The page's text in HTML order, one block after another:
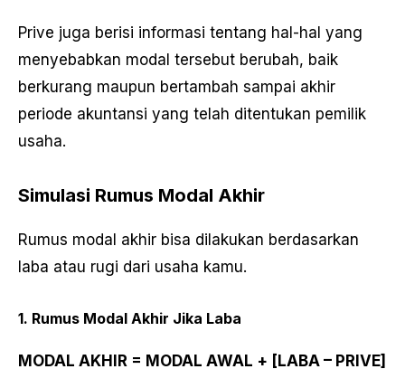
Prive juga berisi informasi tentang hal-hal yang
menyebabkan modal tersebut berubah, baik
berkurang maupun bertambah sampai akhir
periode akuntansi yang telah ditentukan pemilik
usaha.
Simulasi Rumus Modal Akhir
Rumus modal akhir bisa dilakukan berdasarkan
laba atau rugi dari usaha kamu.
1. Rumus Modal Akhir Jika Laba
MODAL AKHIR = MODAL AWAL + [LABA – PRIVE]